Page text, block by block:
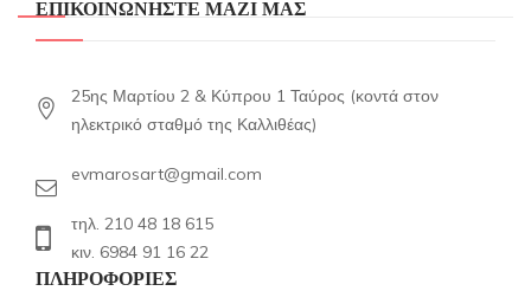
ΕΠΙΚΟΙΝΩΝΗΣΤΕ ΜΑΖΙ ΜΑΣ
25ης Μαρτίου 2 & Κύπρου 1 Ταύρος (κοντά στον
ηλεκτρικό σταθμό της Καλλιθέας)
evmarosart@gmail.com
τηλ. 210 48 18 615
κιν. 6984 91 16 22
ΠΛΗΡΟΦΟΡΙΕΣ